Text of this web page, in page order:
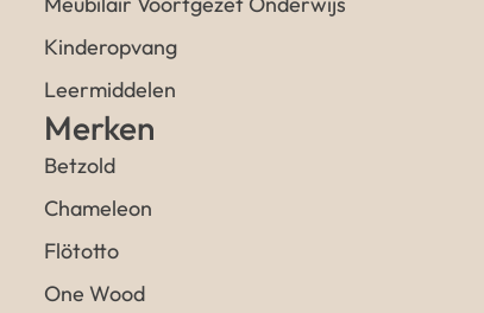
Kinderopvang
Leermiddelen
Merken
Betzold
Chameleon
Flötotto
One Wood